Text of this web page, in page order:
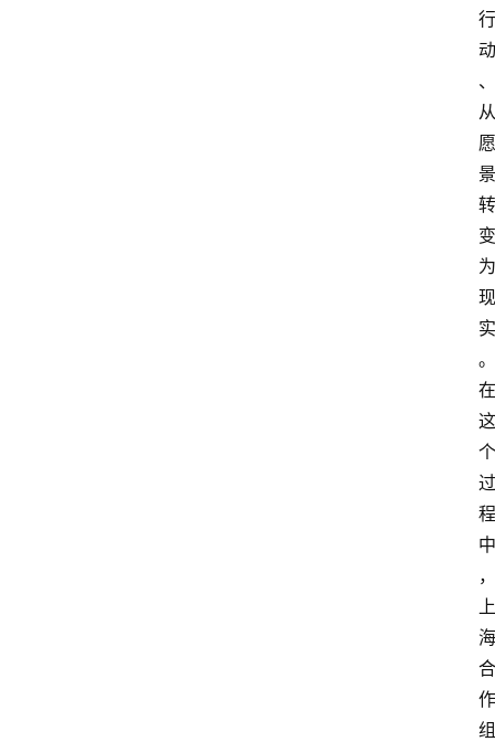
行
动
、
从
愿
景
转
变
为
现
实
。
在
这
个
过
程
中
，
上
海
合
作
组